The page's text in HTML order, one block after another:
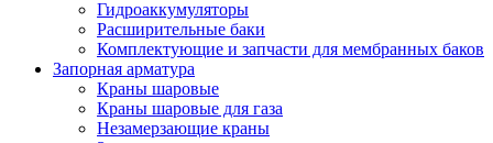
Гидроаккумуляторы
Расширительные баки
Комплектующие и запчасти для мембранных баков
Запорная арматура
Краны шаровые
Краны шаровые для газа
Незамерзающие краны